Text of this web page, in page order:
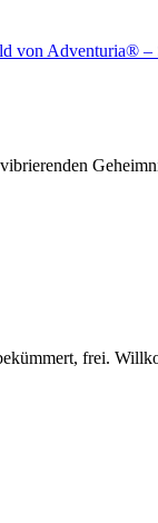
frei.